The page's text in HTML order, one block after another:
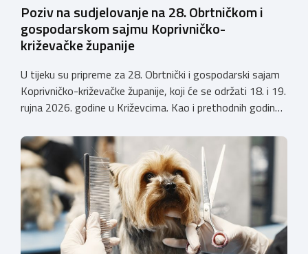
Poziv na sudjelovanje na 28. Obrtničkom i
gospodarskom sajmu Koprivničko-
križevačke županije
U tijeku su pripreme za 28. Obrtnički i gospodarski sajam
Koprivničko-križevačke županije, koji će se održati 18. i 19.
rujna 2026. godine u Križevcima. Kao i prethodnih godina,
Hrvatske te predstaviti raznolikost i kvalitetu hrvatskog
obrtništva. Uz bogatu izlagačku ponudu i ove godine
priprema se raznovrstan […]